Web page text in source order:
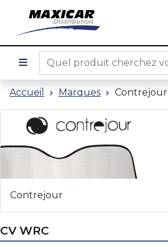
Accueil Marques Contrejour
Contrejour
CV WRC